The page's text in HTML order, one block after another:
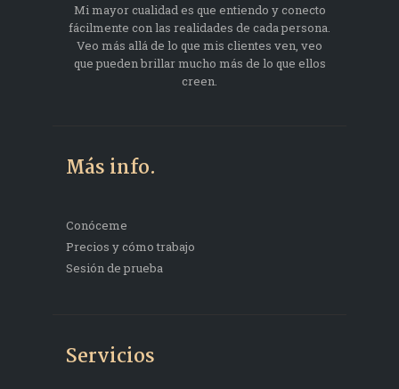
Mi mayor cualidad es que entiendo y conecto
fácilmente con las realidades de cada persona.
Veo más allá de lo que mis clientes ven, veo
que pueden brillar mucho más de lo que ellos
creen.
Más info.
Conóceme
Precios y cómo trabajo
Sesión de prueba
Servicios